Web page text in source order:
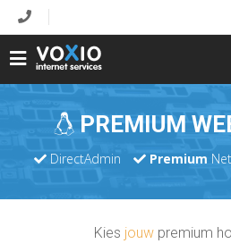
PREMIUM
DirectAdmin Premium
Kies jouwpremium